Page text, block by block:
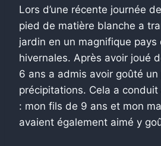
Lors d’une récente journée
pied de matière blanche a
jardin en un magnifique pays
hivernales. Après avoir joué
6 ans a admis avoir goûté un
précipitations. Cela a
: mon fils de 9 ans et mon
avaient également aimé y